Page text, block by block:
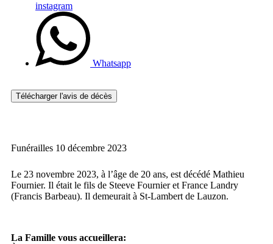
instagram
Whatsapp
Télécharger l'avis de décès
Funérailles 10 décembre 2023
Le 23 novembre 2023, à l’âge de 20 ans, est décédé Mathieu
Fournier. Il était le fils de Steeve Fournier et France Landry
(Francis Barbeau). Il demeurait à St-Lambert de Lauzon.
La Famille vous accueillera: